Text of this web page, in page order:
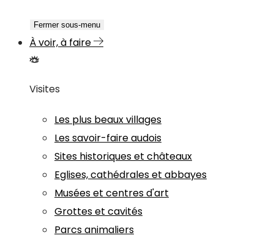
Fermer sous-menu
À voir, à faire
Visites
Les plus beaux villages
Les savoir-faire audois
Sites historiques et châteaux
Eglises, cathédrales et abbayes
Musées et centres d'art
Grottes et cavités
Parcs animaliers